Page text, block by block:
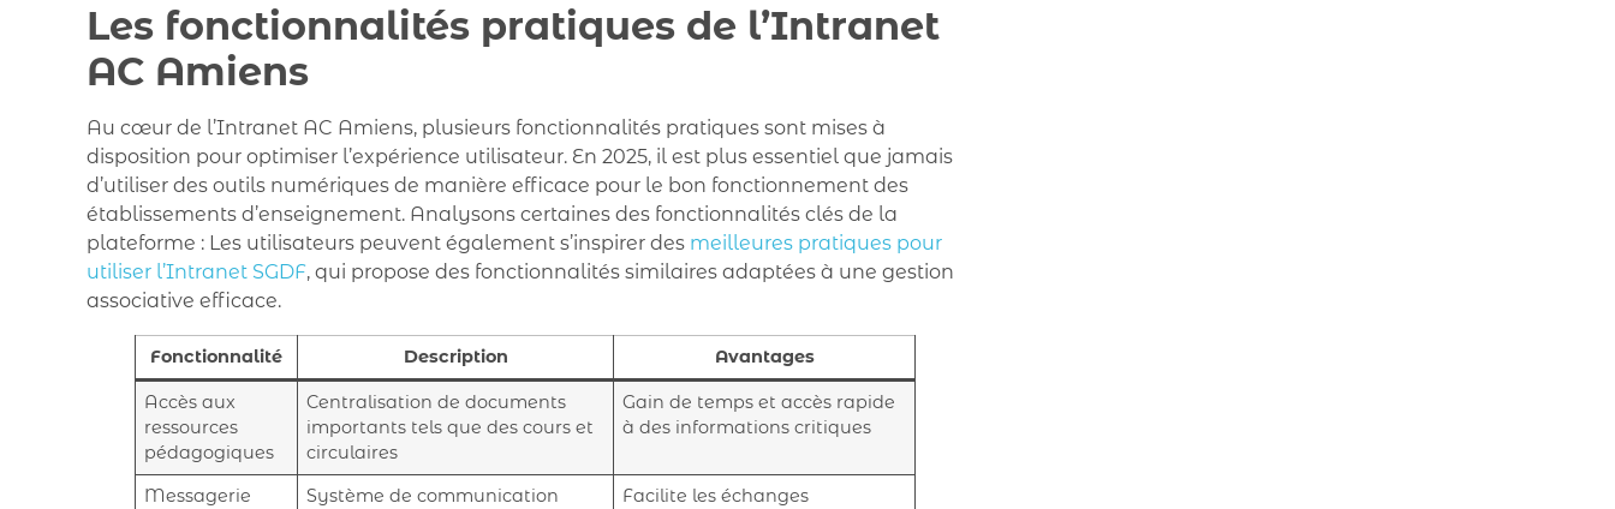
Les fonctionnalités pratiques de l’Intranet
AC Amiens
Au cœur de l’Intranet AC Amiens, plusieurs fonctionnalités pratiques sont mises à
disposition pour optimiser l’expérience utilisateur. En 2025, il est plus essentiel que jamais
d’utiliser des outils numériques de manière efficace pour le bon fonctionnement des
établissements d’enseignement. Analysons certaines des fonctionnalités clés de la
plateforme : Les utilisateurs peuvent également s’inspirer des meilleures pratiques pour
utiliser l’Intranet SGDF, qui propose des fonctionnalités similaires adaptées à une gestion
associative efficace.
Fonctionnalité Description Avantages
Accès aux
ressources
pédagogiques
Centralisation de documents
importants tels que des cours et
circulaires
Gain de temps et accès rapide
à des informations critiques
Messagerie Système de communication Facilite les échanges